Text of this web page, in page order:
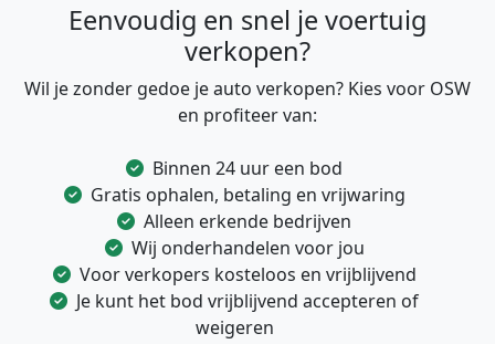
Eenvoudig en snel je voertuig
verkopen?
Wil je zonder gedoe je auto verkopen? Kies voor OSW
en profiteer van:
Binnen 24 uur een bod
Gratis ophalen, betaling en vrijwaring
Alleen erkende bedrijven
Wij onderhandelen voor jou
Voor verkopers kosteloos en vrijblijvend
Je kunt het bod vrijblijvend accepteren of
weigeren